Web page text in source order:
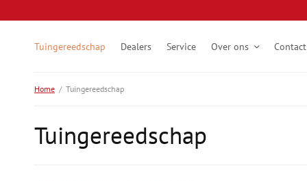
Tuingereedschap Dealers Service Over ons Contact
Home / Tuingereedschap
Tuingereedschap